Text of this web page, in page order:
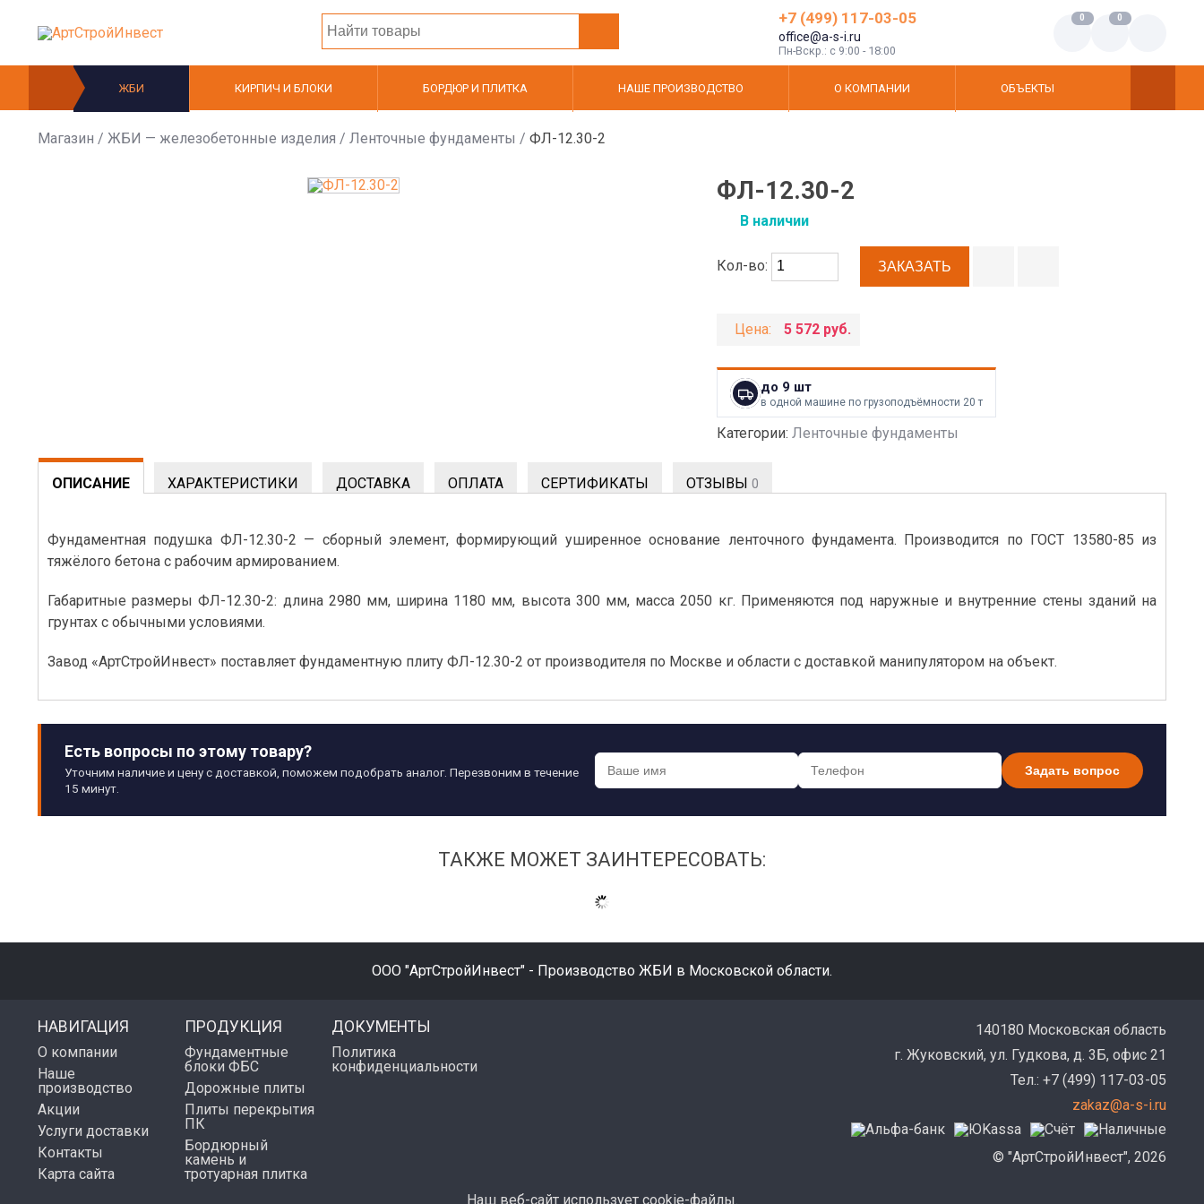
+7 (499) 117-03-05
office@a-s-i.ru
Пн-Вскр.: c 9:00 - 18:00
0 0
ЖБИ КИРПИЧ И БЛОКИ БОРДЮР И ПЛИТКА НАШЕ ПРОИЗВОДСТВО О КОМПАНИИ ОБЪЕКТЫ
Магазин / ЖБИ — железобетонные изделия / Ленточные фундаменты / ФЛ-12.30-2
ФЛ-12.30-2
В наличии
Кол-во:
Цена: 5 572 руб.
до 9 шт
в одной машине по грузоподъёмности 20 т
Категории: Ленточные фундаменты
ОПИСАНИЕ ХАРАКТЕРИСТИКИ ДОСТАВКА ОПЛАТА СЕРТИФИКАТЫ ОТЗЫВЫ 0
Фундаментная подушка ФЛ-12.30-2 — сборный элемент, формирующий уширенное основание ленточного фундамента. Производится по ГОСТ 13580-85 из
тяжёлого бетона с рабочим армированием.
Габаритные размеры ФЛ-12.30-2: длина 2980 мм, ширина 1180 мм, высота 300 мм, масса 2050 кг. Применяются под наружные и внутренние стены зданий на
грунтах с обычными условиями.
Завод «АртСтройИнвест» поставляет фундаментную плиту ФЛ-12.30-2 от производителя по Москве и области с доставкой манипулятором на объект.
Есть вопросы по этому товару?
Уточним наличие и цену с доставкой, поможем подобрать аналог. Перезвоним в течение
15 минут.
Задать вопрос
ТАКЖЕ МОЖЕТ ЗАИНТЕРЕСОВАТЬ:
ООО "АртСтройИнвест" - Производство ЖБИ в Московской области.
НАВИГАЦИЯ
О компании
Наше
производство
Акции
Услуги доставки
Контакты
Карта сайта
ПРОДУКЦИЯ
Фундаментные
блоки ФБС
Дорожные плиты
Плиты перекрытия
ПК
Бордюрный
камень и
тротуарная плитка
ДОКУМЕНТЫ
Политика
конфиденциальности
140180 Московская область
г. Жуковский, ул. Гудкова, д. 3Б, офис 21
Тел.: +7 (499) 117-03-05
zakaz@a-s-i.ru
© "АртСтройИнвест", 2026
Наш веб-сайт использует cookie-файлы.